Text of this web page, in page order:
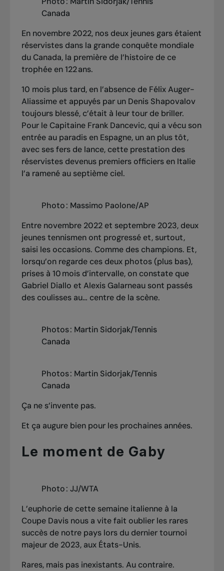
Canada
En novembre 2022, nos deux jeunes gars étaient
réservistes dans la grande conquête mondiale
du Canada, la première de l’histoire de ce
trophée en 122 ans.
10 mois plus tard, en l’absence de Félix Auger-
Aliassime et appuyés par un Denis Shapovalov
toujours blessé, c’était à leur tour de briller.
Pour le Capitaine Frank Dancevic, qui a vécu son
entrée au paradis en Espagne, un an plus tôt,
avec ses fers de lance, cette prestation des
réservistes devenus premiers officiers en Italie
l’a ramené au septième ciel.
Photo : Massimo Paolone/AP
Entre novembre 2022 et septembre 2023, deux
jeunes tennismen ont progressé et, surtout,
saisi les occasions. Comme des champions. Et,
lorsqu’on regarde ces deux photos (plus bas),
prises à 10 mois d’intervalle, on constate que
Gabriel Diallo et Alexis Galarneau sont passés
des coulisses au… centre de la scène.
Photos : Martin Sidorjak/Tennis
Canada
Photos : Martin Sidorjak/Tennis
Canada
Ça ne s’invente pas.
Et ça augure bien pour les prochaines années.
Le moment de Gaby
Photo : JJ/WTA
L’euphorie de cette semaine italienne à la
Coupe Davis nous a vite fait oublier les rares
succès de notre pays lors du dernier tournoi
majeur de 2023, aux États-Unis.
Rares, mais pas inexistants. Au contraire.